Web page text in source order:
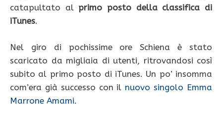
catapultato al primo posto della classifica di
iTunes.
Nel giro di pochissime ore Schiena è stato
scaricato da migliaia di utenti, ritrovandosi così
subito al primo posto di iTunes. Un po’ insomma
com’era già successo con il nuovo singolo Emma
Marrone Amami.